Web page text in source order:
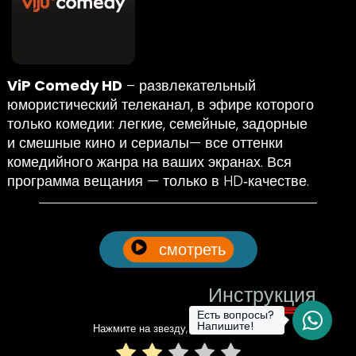
ViP Comedy HD – развлекательный
юмористический телеканал, в эфире которого
только комедии: легкие, семейные, задорные
и смешные кино и сериалы— все оттенки
комедийного жанра на ваших экранах. Вся
программа вещания — только в HD‑качестве.
смотреть
Инструкция
Нажмите на звезду, чтобы оценить!
Есть вопросы?
Напишите!